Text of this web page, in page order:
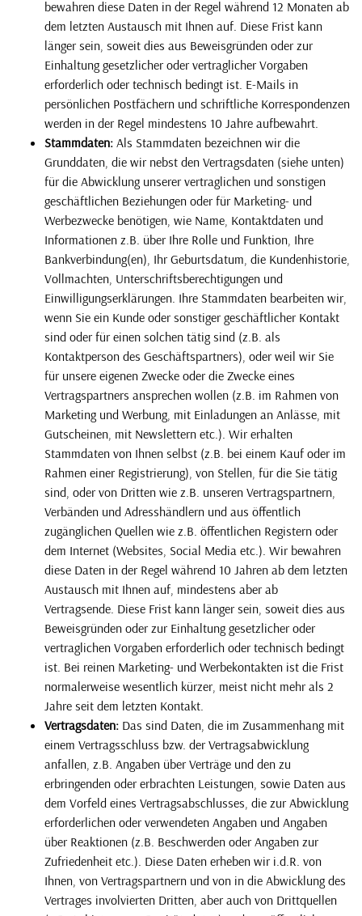
bewahren diese Daten in der Regel während 12 Monaten ab
dem letzten Austausch mit Ihnen auf. Diese Frist kann
länger sein, soweit dies aus Beweisgründen oder zur
Einhaltung gesetzlicher oder vertraglicher Vorgaben
erforderlich oder technisch bedingt ist. E-Mails in
persönlichen Postfächern und schriftliche Korrespondenzen
werden in der Regel mindestens 10 Jahre aufbewahrt.
Stammdaten: Als Stammdaten bezeichnen wir die
Grunddaten, die wir nebst den Vertragsdaten (siehe unten)
für die Abwicklung unserer vertraglichen und sonstigen
geschäftlichen Beziehungen oder für Marketing- und
Werbezwecke benötigen, wie Name, Kontaktdaten und
Informationen z.B. über Ihre Rolle und Funktion, Ihre
Bankverbindung(en), Ihr Geburtsdatum, die Kundenhistorie,
Vollmachten, Unterschriftsberechtigungen und
Einwilligungserklärungen. Ihre Stammdaten bearbeiten wir,
wenn Sie ein Kunde oder sonstiger geschäftlicher Kontakt
sind oder für einen solchen tätig sind (z.B. als
Kontaktperson des Geschäftspartners), oder weil wir Sie
für unsere eigenen Zwecke oder die Zwecke eines
Vertragspartners ansprechen wollen (z.B. im Rahmen von
Marketing und Werbung, mit Einladungen an Anlässe, mit
Gutscheinen, mit Newslettern etc.). Wir erhalten
Stammdaten von Ihnen selbst (z.B. bei einem Kauf oder im
Rahmen einer Registrierung), von Stellen, für die Sie tätig
sind, oder von Dritten wie z.B. unseren Vertragspartnern,
Verbänden und Adresshändlern und aus öffentlich
zugänglichen Quellen wie z.B. öffentlichen Registern oder
dem Internet (Websites, Social Media etc.). Wir bewahren
diese Daten in der Regel während 10 Jahren ab dem letzten
Austausch mit Ihnen auf, mindestens aber ab
Vertragsende. Diese Frist kann länger sein, soweit dies aus
Beweisgründen oder zur Einhaltung gesetzlicher oder
vertraglichen Vorgaben erforderlich oder technisch bedingt
ist. Bei reinen Marketing- und Werbekontakten ist die Frist
normalerweise wesentlich kürzer, meist nicht mehr als 2
Jahre seit dem letzten Kontakt.
Vertragsdaten: Das sind Daten, die im Zusammenhang mit
einem Vertragsschluss bzw. der Vertragsabwicklung
anfallen, z.B. Angaben über Verträge und den zu
erbringenden oder erbrachten Leistungen, sowie Daten aus
dem Vorfeld eines Vertragsabschlusses, die zur Abwicklung
erforderlichen oder verwendeten Angaben und Angaben
über Reaktionen (z.B. Beschwerden oder Angaben zur
Zufriedenheit etc.). Diese Daten erheben wir i.d.R. von
Ihnen, von Vertragspartnern und von in die Abwicklung des
Vertrages involvierten Dritten, aber auch von Drittquellen